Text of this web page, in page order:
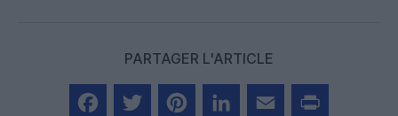
PARTAGER L'ARTICLE